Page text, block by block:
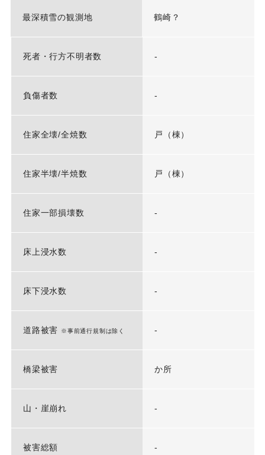
最深積雪の観測地 鶴崎？
死者・行方不明者数 -
負傷者数 -
住家全壊/全焼数 戸（棟）
住家半壊/半焼数 戸（棟）
住家一部損壊数 -
床上浸水数 -
床下浸水数 -
道路被害 ※事前通行規制は除く -
橋梁被害 か所
山・崖崩れ -
被害総額 -